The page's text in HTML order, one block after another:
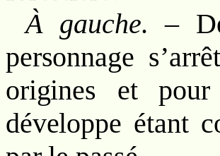
À gauche. –
personnage
origines et
développe étant